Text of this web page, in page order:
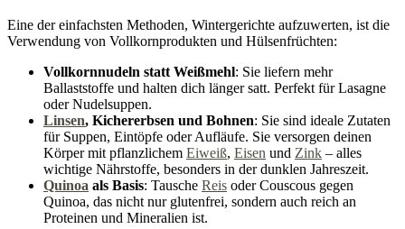
Eine der einfachsten Methoden, Wintergerichte aufzuwerten, ist die
Verwendung von Vollkornprodukten und Hülsenfrüchten:
Vollkornnudeln statt Weißmehl: Sie liefern mehr
Ballaststoffe und halten dich länger satt. Perfekt für Lasagne
oder Nudelsuppen.
Linsen, Kichererbsen und Bohnen: Sie sind ideale Zutaten
für Suppen, Eintöpfe oder Aufläufe. Sie versorgen deinen
Körper mit pflanzlichem Eiweiß, Eisen und Zink – alles
wichtige Nährstoffe, besonders in der dunklen Jahreszeit.
Quinoa als Basis: Tausche Reis oder Couscous gegen
Quinoa, das nicht nur glutenfrei, sondern auch reich an
Proteinen und Mineralien ist.